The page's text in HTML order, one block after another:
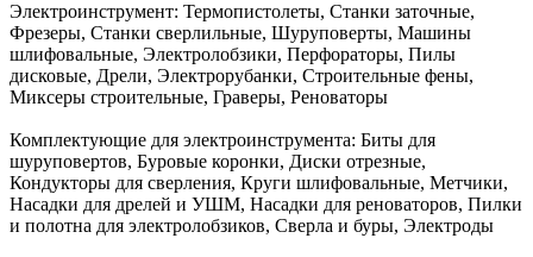
Электроинструмент: Термопистолеты, Станки заточные,
Фрезеры, Станки сверлильные, Шуруповерты, Машины
шлифовальные, Электролобзики, Перфораторы, Пилы
дисковые, Дрели, Электрорубанки, Строительные фены,
Миксеры строительные, Граверы, Реноваторы
Комплектующие для электроинструмента: Биты для
шуруповертов, Буровые коронки, Диски отрезные,
Кондукторы для сверления, Круги шлифовальные, Метчики,
Насадки для дрелей и УШМ, Насадки для реноваторов, Пилки
и полотна для электролобзиков, Сверла и буры, Электроды